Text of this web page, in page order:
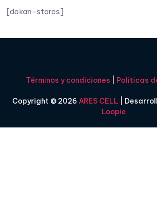
[dokan-stores]
Términos y condiciones Políticas
Copyright © 2026 ARES CELL |
Loopie